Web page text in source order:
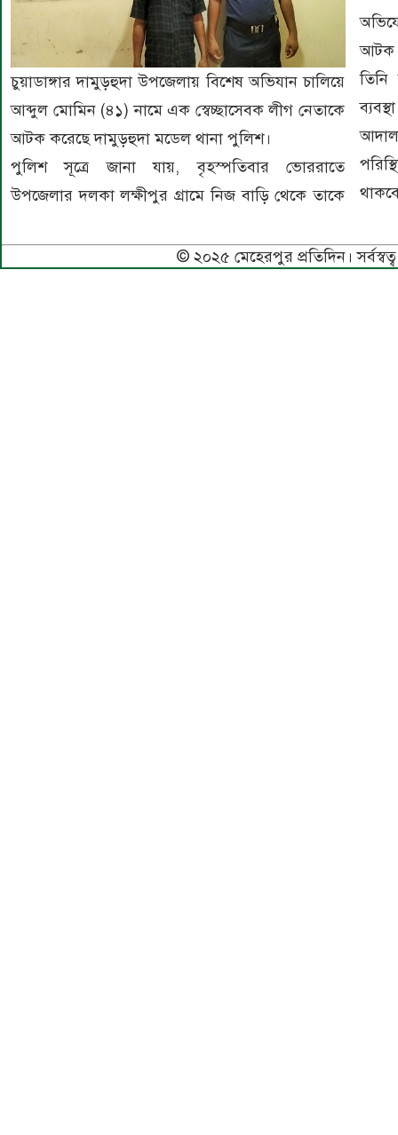
চুয়াডাঙ্গার দামুড়হুদা উপজেলায় বিশেষ অভিযান চালিয়ে
আব্দুল মোমিন (৪১) নামে এক স্বেচ্ছাসেবক লীগ নেতাকে
আটক করেছে দামুড়হুদা মডেল থানা পুলিশ।
পুলিশ সূত্রে জানা যায়, বৃহস্পতিবার ভোররাতে
উপজেলার দলকা লক্ষীপুর গ্রামে নিজ বাড়ি থেকে তাকে
আটক
© ২০২৫ মেহেরপুর প্রতিদিন। সর্বস্বত্ব